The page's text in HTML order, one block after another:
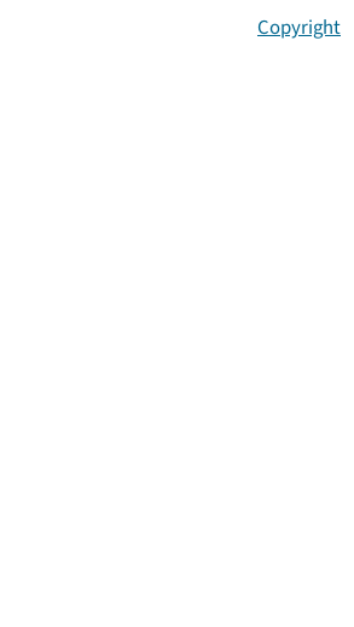
Copyright